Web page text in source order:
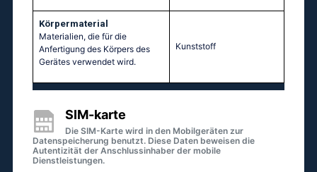
Körpermaterial
Materialien, die für die
Anfertigung des Körpers des
Gerätes verwendet wird.
Kunststoff
SIM-karte
Die SIM-Karte wird in den Mobilgeräten zur
Datenspeicherung benutzt. Diese Daten beweisen die
Autentizität der Anschlussinhaber der mobile
Dienstleistungen.